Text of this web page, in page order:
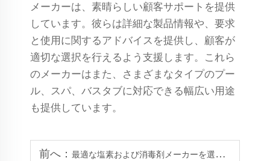
メーカーは、素晴らしい顧客サポートを提供
しています。彼らは詳細な製品情報や、要求
と使用に関するアドバイスを提供し、顧客が
適切な選択を行えるよう支援します。これら
のメーカーはまた、さまざまなタイプのプー
ル、スパ、バスタブに対応できる幅広い用途
も提供しています。
前へ： 最適な塩素および消毒剤メーカーを選ぶ方法は？